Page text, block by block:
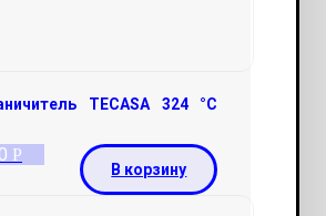
TECASA 324 °С
Р
В корзину